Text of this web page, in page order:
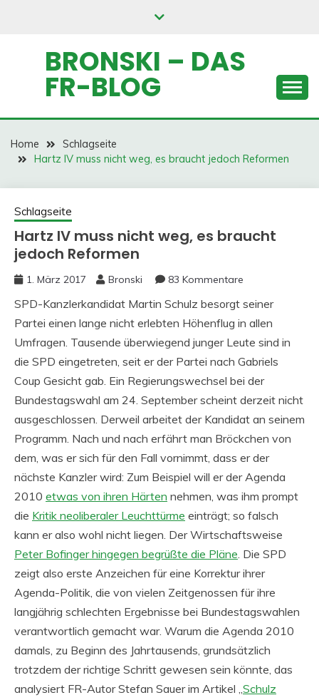
BRONSKI – DAS
FR-BLOG
Home
Schlagseite
Hartz IV muss nicht weg, es braucht jedoch Reformen
Schlagseite
Hartz IV muss nicht weg, es braucht
jedoch Reformen
1. März 2017 Bronski 83 Kommentare
SPD-Kanzlerkandidat Martin Schulz besorgt seiner
Partei einen lange nicht erlebten Höhenflug in allen
Umfragen. Tausende überwiegend junger Leute sind in
die SPD eingetreten, seit er der Partei nach Gabriels
Coup Gesicht gab. Ein Regierungswechsel bei der
Bundestagswahl am 24. September scheint derzeit nicht
ausgeschlossen. Derweil arbeitet der Kandidat an seinem
Programm. Nach und nach erfährt man Bröckchen von
dem, was er sich für den Fall vornimmt, dass er der
nächste Kanzler wird: Zum Beispiel will er der Agenda
2010 etwas von ihren Härten nehmen, was ihm prompt
die Kritik neoliberaler Leuchttürme einträgt; so falsch
kann er also wohl nicht liegen. Der Wirtschaftsweise
Peter Bofinger hingegen begrüßte die Pläne. Die SPD
zeigt also erste Anzeichen für eine Korrektur ihrer
Agenda-Politik, die von vielen Zeitgenossen für ihre
langjährig schlechten Ergebnisse bei Bundestagswahlen
verantwortlich gemacht war. Warum die Agenda 2010
damals, zu Beginn des Jahrtausends, grundsätzlich
trotzdem der richtige Schritt gewesen sein könnte, das
analysiert FR-Autor Stefan Sauer im Artikel „Schulz